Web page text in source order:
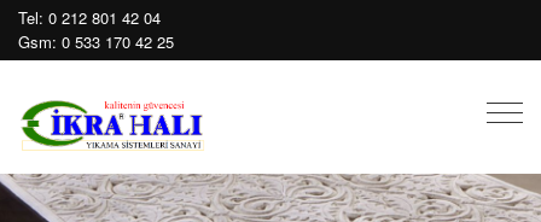
Tel: 0 212 801 42 04
Gsm: 0 533 170 42 25
Mobil